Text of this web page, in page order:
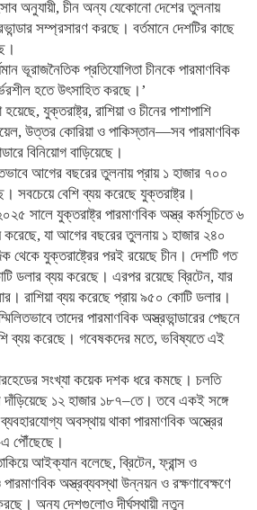
অনুযায়ী, চীন অন্য যেকোনো দেশের তুলনায়
সম্প্রসারণ করছে। বর্তমানে দেশটির কাছে
ভূরাজনৈতিক প্রতিযোগিতা চীনকে পারমাণবিক
হতে উৎসাহিত করছে।’
যুক্তরাষ্ট্র, রাশিয়া ও চীনের পাশাপাশি
উত্তর কোরিয়া ও পাকিস্তান—সব পারমাণবিক
বিনিয়োগ বাড়িয়েছে।
আগের বছরের তুলনায় প্রায় ১ হাজার ৭০০
সবচেয়ে বেশি ব্যয় করেছে যুক্তরাষ্ট্র।
সালে যুক্তরাষ্ট্র পারমাণবিক অস্ত্র কর্মসূচিতে ৬
যা আগের বছরের তুলনায় ১ হাজার ২৪০
থেকে যুক্তরাষ্ট্রের পরই রয়েছে চীন। দেশটি গত
ডলার ব্যয় করেছে। এরপর রয়েছে ব্রিটেন, যার
রাশিয়া ব্যয় করেছে প্রায় ৯৫০ কোটি ডলার।
তাদের পারমাণবিক অস্ত্রভান্ডারের পেছনে
ব্যয় করেছে। গবেষকদের মতে, ভবিষ্যতে এই
সংখ্যা কয়েক দশক ধরে কমছে। চলতি
১২ হাজার ১৮৭–তে। তবে একই সঙ্গে
অবস্থায় থাকা পারমাণবিক অস্ত্রের
পৌঁছেছে।
তাকিয়ে আইক্যান বলেছে, ব্রিটেন, ফ্রান্স ও
পারমাণবিক অস্ত্রব্যবস্থা উন্নয়ন ও রক্ষণাবেক্ষণে
অন্য দেশগুলোও দীর্ঘস্থায়ী নতুন